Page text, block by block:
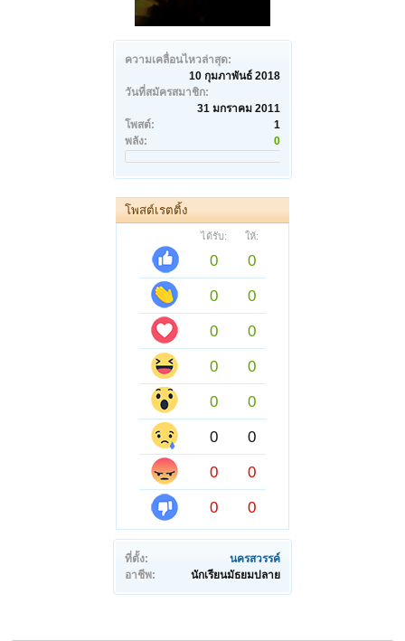
ความเคลื่อนไหวล่าสุด:
10 กุมภาพันธ์ 2018
วันที่สมัครสมาชิก:
31 มกราคม 2011
โพสต์:
1
พลัง:
0
โพสต์เรตติ้ง
ได้รับ: ให้:
0
0
0
0
0
0
0
0
0
0
0
0
0
0
0
0
ที่ตั้ง:
นครสวรรค์
อาชีพ:
นักเรียนมัธยมปลาย